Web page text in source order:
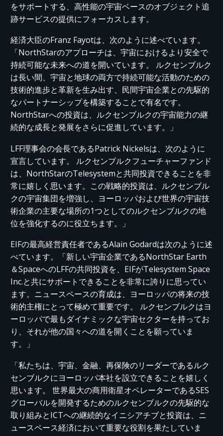
をサポートする、高性能の宇宙ベースのオブジェクト追
跡サービスの提供にフォーカスします。
経済大臣のFranz Fayotは、次のように述べています。
「NorthStarのアプローチは、宇宙におけるより安全で
持続可能な未来への道を開いています。 ルクセンブルク
は長い間、宇宙と地球の両方で持続可能な活動のための
技術的進歩と革新を生み出す、民間宇宙企業との先駆的
なパートナーシップを構築することで有名です。
NorthStarへの投資は、ルクセンブルクの宇宙能力の継
続的な成長と発展をさらに促進しています。」
LFF理事会の会長であるPatrick Nickelsは、次のように
宣言しています。 ルクセンブルクフューチャーファンド
は、NorthStarのTelesystemと共同投資できることを非
常に嬉しく思います。この戦略的投資は、ルクセンブル
クの宇宙集団を増強し、ヨーロッパおよび世界の宇宙技
術企業の主要な場所の1つとしてのルクセンブルクの地
位を強化するのに役立ちます。」
EIFの最高経営責任者であるAlain Godardは次のように述
べています。「新しい宇宙企業であるNorthStar Earth
＆SpaceへのLFFの共同投資を、EIFがTelesystem Space
Inc.と共にサポートできることを非常に誇りに思ってい
ます。ニュースペースの育成は、ヨーロッパの将来の技
術的主権にとって極めて重要です。 ルクセンブルクはヨ
ーロッパで最もダイナミックな宇宙セクターを持ってお
り、それが他の国々への道を開くことを願っていま
す。」
「私たちは、宇宙、金融、再保険のリーダーであるルク
センブルクにヨーロッパ本社を設立できることを嬉しく
思います。 世界最大の商用衛星オペレーターであるSES
グローバルを開発するためのルクセンブルクの先駆的な
取り組みとICTへの継続的なイニシアチブと投資は、ニ
ュースペース経済において重要な役割を果たしていま